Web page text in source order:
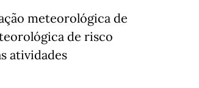
meteorológica de
de risco
atividades